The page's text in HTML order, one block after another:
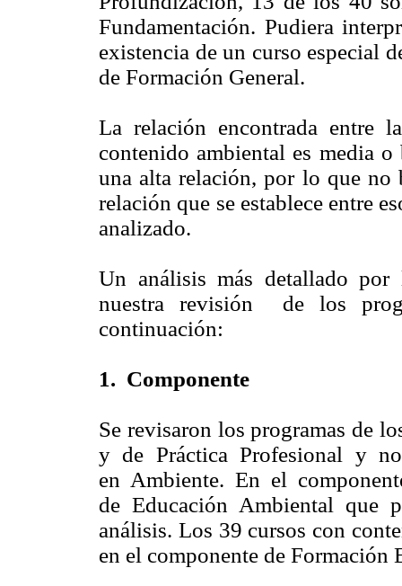
Fundamentación. Pudiera
existencia de un curso especial
de Formación General.
La relación encontrada entre
contenido ambiental es media
una alta relación, por lo que no
relación que se establece entre
analizado.
Un análisis más detallado por
nuestra revisión de los
continuación:
1. Componente
Se revisaron los programas de
y de Práctica Profesional y
en Ambiente. En el
de Educación Ambiental que
análisis. Los 39 cursos con
en el componente de Formación